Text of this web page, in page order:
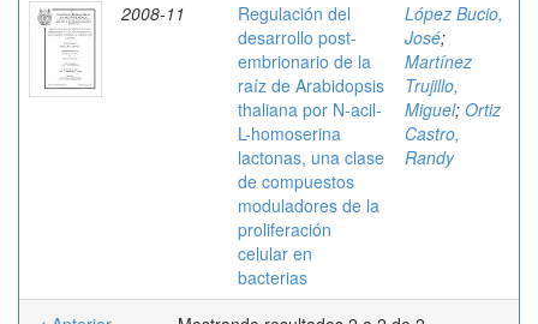
2008-11
Regulación del
desarrollo post-
embrionario de la
raíz de Arabidopsis
thaliana por N-acil-
L-homoserina
lactonas, una clase
de compuestos
moduladores de la
proliferación
celular en
bacterias
López Bucio,
José;
Martínez
Trujillo,
Miguel; Ortiz
Castro,
Randy